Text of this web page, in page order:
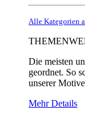
Alle Kategorien
Die meisten
geordnet. So
unserer
Mehr Details